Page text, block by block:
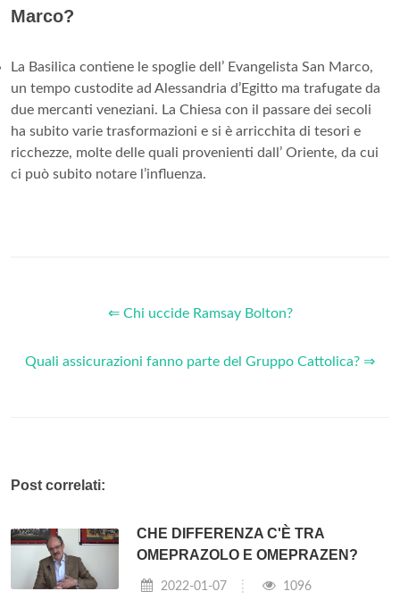
Marco?
La Basilica contiene le spoglie dell’ Evangelista San Marco,
un tempo custodite ad Alessandria d’Egitto ma trafugate da
due mercanti veneziani. La Chiesa con il passare dei secoli
ha subito varie trasformazioni e si è arricchita di tesori e
ricchezze, molte delle quali provenienti dall’ Oriente, da cui
ci può subito notare l’influenza.
⇐ Chi uccide Ramsay Bolton?
Quali assicurazioni fanno parte del Gruppo Cattolica? ⇒
Post correlati:
CHE DIFFERENZA C'È TRA
OMEPRAZOLO E OMEPRAZEN?
2022-01-07 1096